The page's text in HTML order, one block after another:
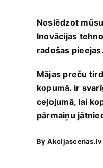
Noslēdzot
Inovācijas
radošas
Mājas preču
kopumā. ir
ceļojumā, ‌lai⁢
pārmaiņu
By Akcijascenas.lv